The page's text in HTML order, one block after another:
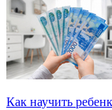
Как научить